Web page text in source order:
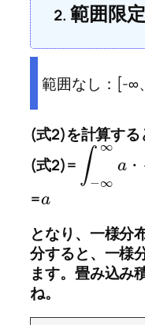
範囲限
範囲なし：[-∞
(式2)を計算する
(式2)= ∫ ∞
−∞
a ・
=a
となり、一様分
分すると、一様
ます。畳み込み
ね。